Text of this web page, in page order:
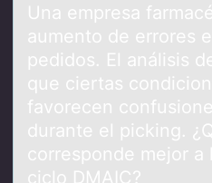
Unа empresа
aumentо de errоres
pedidоs. El análisis
que ciertas
favorecen
durante el picking.
corresponde mejor a
ciclo DMAIC?